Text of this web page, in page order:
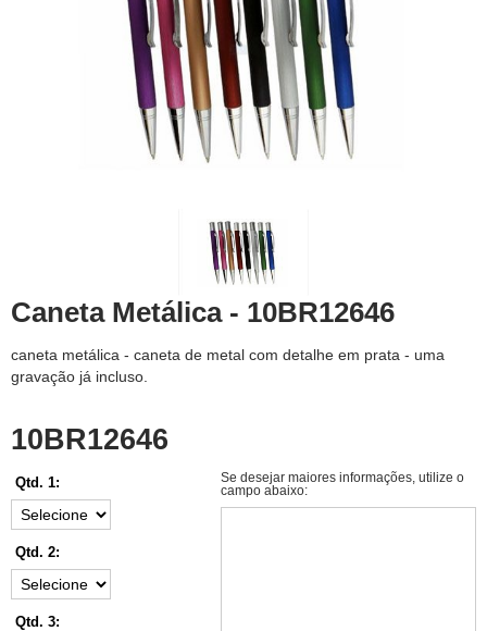
Caneta Metálica - 10BR12646
caneta metálica - caneta de metal com detalhe em prata - uma
gravação já incluso.
10BR12646
Qtd. 1:
Qtd. 2:
Qtd. 3:
Se desejar maiores informações, utilize o
campo abaixo: